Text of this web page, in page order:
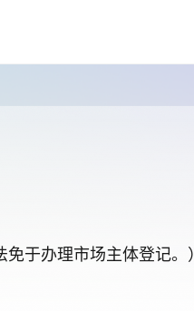
于办理市场主体登记。）